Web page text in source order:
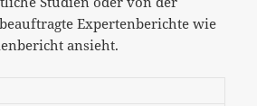
Expertenberichte wie
ansieht.